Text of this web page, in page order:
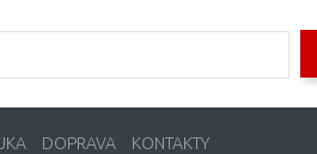
DOPRAVA KONTAKTY